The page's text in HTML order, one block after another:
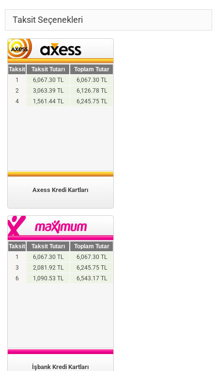
Taksit Seçenekleri
Taksit Taksit Tutarı
Toplam Tutar
1
6,067.30 TL
6,067.30 TL
2
3,063.39 TL
6,126.78 TL
4
1,561.44 TL 6,245.75 TL
Axess Kredi Kartları
Taksit Taksit Tutarı
Toplam Tutar
1
6,067.30 TL
6,067.30 TL
3
2,081.92 TL
6,245.75 TL
6
1,090.53 TL 6,543.17 TL
İşbank Kredi Kartları